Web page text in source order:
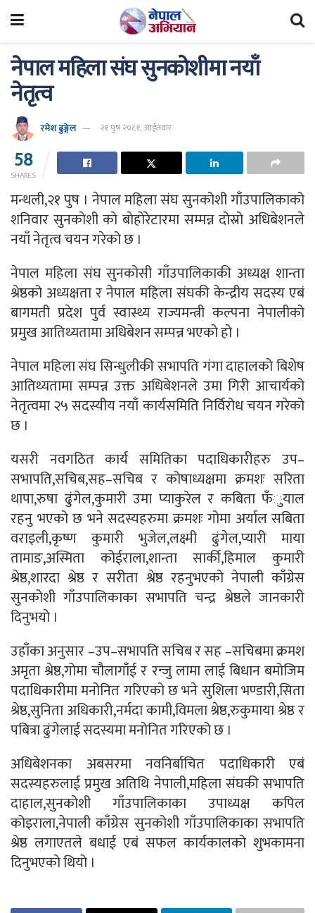
नेपाल महिला संघ सुनकोशीमा नयाँ
नेतृत्व
रमेश ढुङ्गेल २१ पुष २०८१, आईतवार
58
SHARES
मन्थली,२१ पुष । नेपाल महिला संघ सुनकोशी गाँउपालिकाको
शनिवार सुनकाेशी काे बाेहाेरेटारमा सम्मन्न दोस्रो अधिबेशनले
नयाँ नेतृत्व चयन गरेको छ ।
नेपाल महिला संघ सुनकोसी गाँउपालिकाकी अध्यक्ष शान्ता
श्रेष्ठको अध्यक्षता र नेपाल महिला संघकी केन्द्रीय सदस्य एबं
बागमती प्रदेश पुर्व स्वास्थ्य राज्यमन्त्री कल्पना नेपालीको
प्रमुख आतिथ्यतामा अधिबेशन सम्पन्न भएको हो ।
नेपाल महिला संघ सिन्धुलीकी सभापति गंगा दाहालको बिशेष
आतिथ्यतामा सम्पन्न उक्त अधिबेशनले उमा गिरी आचार्यको
नेतृत्वमा २५ सदस्यीय नयाँ कार्यसमिति निर्विरोध चयन गरेको
छ ।
यसरी नवगठित कार्य समितिका पदाधिकारीहरु उप–
सभापति,सचिब,सह–सचिब र कोषाध्यक्षमा क्रमशः सरिता
थापा,रुषा ढुंगेल,कुमारी उमा प्याकुरेल र कबिता फँुयाल
रहनु भएको छ भने सदस्यहरुमा क्रमशः गोमा अर्याल सबिता
वराइली,कृष्ण कुमारी भुजेल,लक्ष्मी ढुंगेल,प्यारी माया
तामाङ,अस्मिता कोईराला,शान्ता सार्की,हिमाल कुमारी
श्रेष्ठ,शारदा श्रेष्ठ र सरीता श्रेष्ठ रहनुभएको नेपाली काँग्रेस
सुनकोशी गाँउपालिकाका सभापति चन्द्र श्रेष्ठले जानकारी
दिनुभयो ।
उहाँका अनुसार –उप–सभापति सचिब र सह –सचिबमा क्रमश
अमृता श्रेष्ठ,गोमा चौलागाँई र रन्जु लामा लाई बिधान बमोजिम
पदाधिकारीमा मनोनित गरिएको छ भने सुशिला भण्डारी,सिता
श्रेष्ठ,सुनिता अधिकारी,नर्मदा कामी,विमला श्रेष्ठ,रुकुमाया श्रेष्ठ र
पबित्रा ढुंगेलाई सदस्यमा मनोनित गरिएको छ ।
अधिबेशनका अबसरमा नवनिर्बाचित पदाधिकारी एबं
सदस्यहरुलाई प्रमुख अतिथि नेपाली,महिला संघकी सभापति
दाहाल,सुनकोशी गाँउपालिकाका उपाध्यक्ष कपिल
कोइराला,नेपाली काँग्रेस सुनकोशी गाँउपालिकाका सभापति
श्रेष्ठ लगाएतले बधाई एबं सफल कार्यकालको शुभकामना
दिनुभएको थियो ।